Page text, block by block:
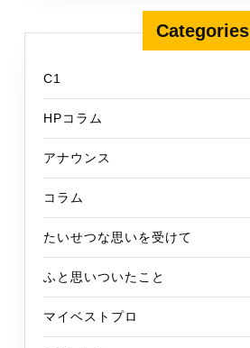
Categories
C1
HPコラム
アナウンス
コラム
たいせつな思いを受けて
ふと思いついたこと
マイベストプロ